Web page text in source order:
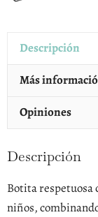
Descripción
Más
Opiniones
Descripción
Botita respetuosa
niños,